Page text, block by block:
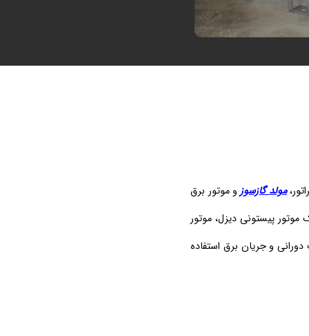
مولد گازسوزو موتور برق
موتور پیستونی دیزل، موتور
و جریان برق استفاده